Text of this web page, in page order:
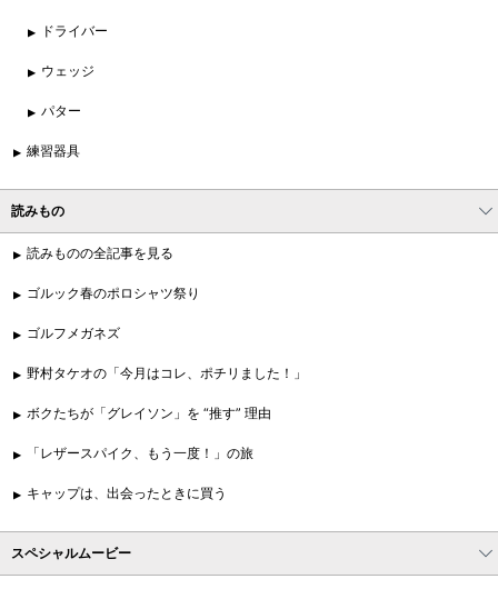
ドライバー
ウェッジ
パター
練習器具
読みもの
読みものの全記事を見る
ゴルック春のポロシャツ祭り
ゴルフメガネズ
野村タケオの「今月はコレ、ポチリました！」
ボクたちが「グレイソン」を “推す” 理由
「レザースパイク、もう一度！」の旅
キャップは、出会ったときに買う
スペシャルムービー